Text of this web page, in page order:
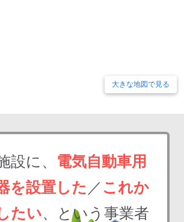
大きな地図で見る
設に、 電気自動車用
を設置した ／ これか
たい、という事業者